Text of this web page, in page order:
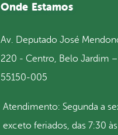
Onde Estamos
Av. Deputado José
220 - Centro, Belo Jardim –
55150-005
Atendimento: Segunda a
exceto feriados, das 7:30